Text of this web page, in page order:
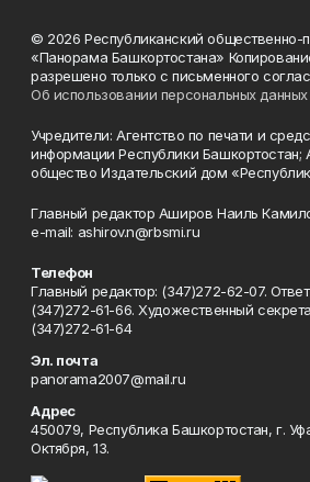
© 2026 Республиканский общественно-
«Панорама Башкортостана»
разрешено только с письменного
Об использовании персональных данных
Учредители: Агентство по печати и
информации Республики Башкортостан;
общество Издательский дом
Главный редактор Аширов Наиль
e-mail: ashirov.n@rbsmi.ru
Телефон
Главный редактор: (347)272-62-07.
(347)272-61-66. Художественный
(347)272-61-64
Эл. почта
panorama2007@mail.ru
Адрес
450079, Республика Башкортостан, г.
Октября, 13.